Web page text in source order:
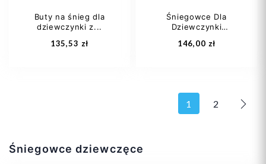
Śniegowce dziewczęce
Dodaj do koszyka Dodaj do koszyka
Buty na śnieg dla
dziewczynki z...
135,53 zł
26
Śniegowce Dla
Dziewczynki
146,00 zł
1 2